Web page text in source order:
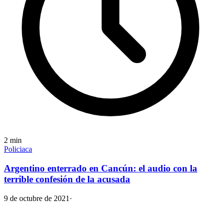
2 min
Policiaca
Argentino enterrado en Cancún: el audio con la
terrible confesión de la acusada
9 de octubre de 2021 ·